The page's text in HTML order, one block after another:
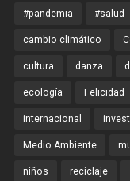
#pandemia #salud
cambio climático
cultura danza
ecología Felicidad
internacional
Medio Ambiente
niños reciclaje